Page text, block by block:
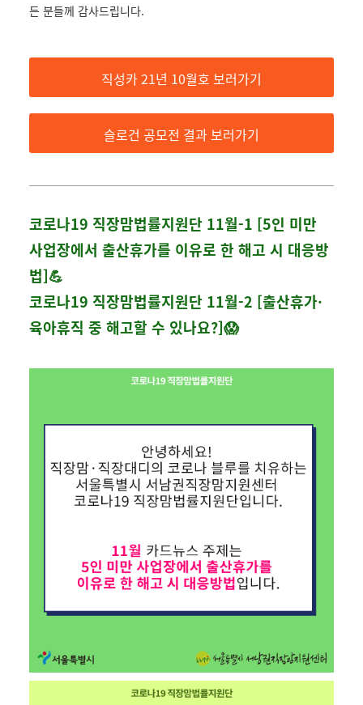
든 분들께 감사드립니다.
직성카 21년 10월호 보러가기
슬로건 공모전 결과 보러가기
코로나19 직장맘법률지원단 11월-1 [5인 미만
사업장에서 출산휴가를 이유로 한 해고 시 대응방
법]💪
코로나19 직장맘법률지원단 11월-2 [출산휴가·
육아휴직 중 해고할 수 있나요?]😱